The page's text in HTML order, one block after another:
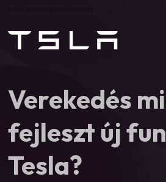
Verekedés
fejleszt új
Tesla?